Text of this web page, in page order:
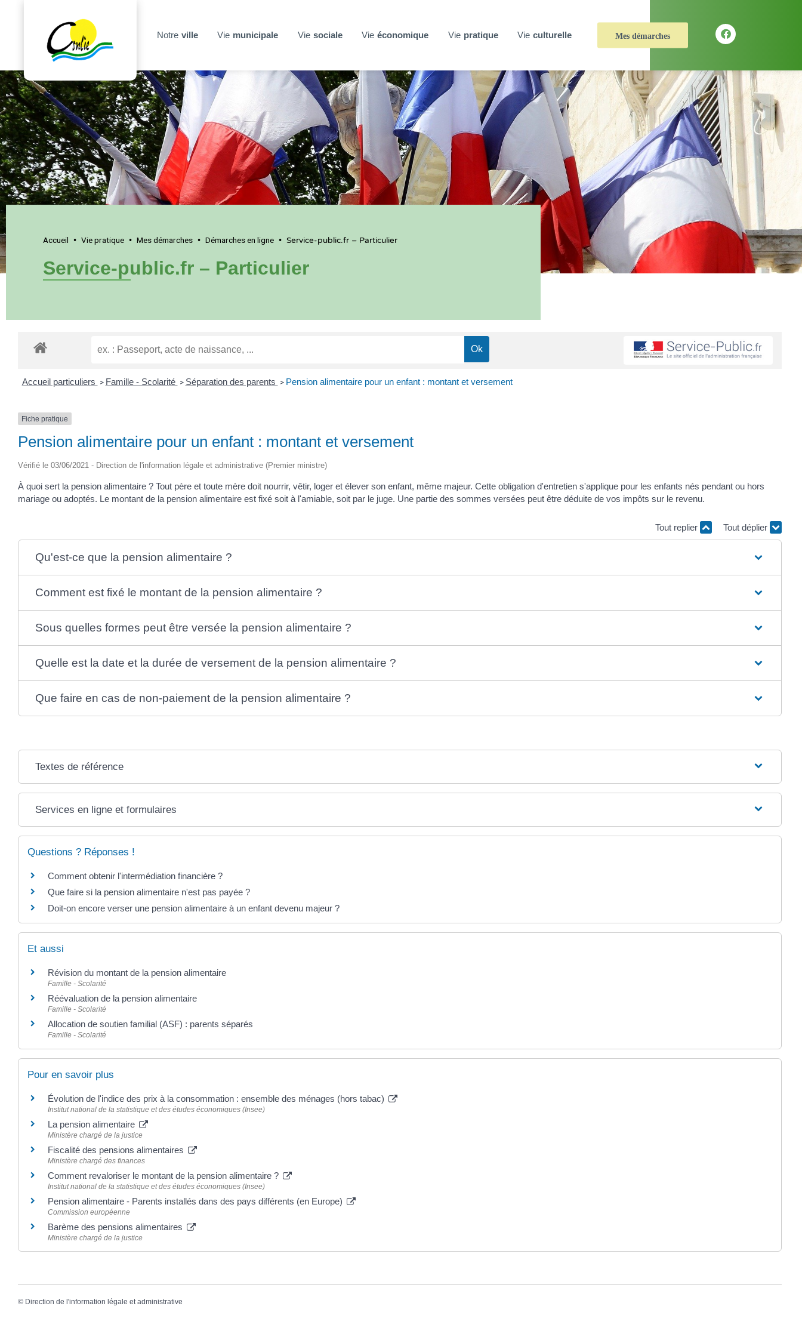
Notre ville Vie municipale Vie sociale Vie économique Vie pratique Vie culturelle Mes démarches
Accueil • Vie pratique • Mes démarches • Démarches en ligne • Service-public.fr – Particulier
Service-public.fr – Particulier
Accueil particuliers > Famille - Scolarité > Séparation des parents > Pension alimentaire pour un enfant : montant et versement
Fiche pratique
Pension alimentaire pour un enfant : montant et versement
Vérifié le 03/06/2021 - Direction de l'information légale et administrative (Premier ministre)
À quoi sert la pension alimentaire ? Tout père et toute mère doit nourrir, vêtir, loger et élever son enfant, même majeur. Cette obligation d'entretien s'applique pour les enfants nés pendant ou hors
mariage ou adoptés. Le montant de la pension alimentaire est fixé soit à l'amiable, soit par le juge. Une partie des sommes versées peut être déduite de vos impôts sur le revenu.
Tout replier Tout déplier
Qu'est-ce que la pension alimentaire ?
Comment est fixé le montant de la pension alimentaire ?
Sous quelles formes peut être versée la pension alimentaire ?
Quelle est la date et la durée de versement de la pension alimentaire ?
Que faire en cas de non-paiement de la pension alimentaire ?
Textes de référence
Services en ligne et formulaires
Questions ? Réponses !
Comment obtenir l'intermédiation financière ?
Que faire si la pension alimentaire n'est pas payée ?
Doit-on encore verser une pension alimentaire à un enfant devenu majeur ?
Et aussi
Révision du montant de la pension alimentaire
Famille - Scolarité
Réévaluation de la pension alimentaire
Famille - Scolarité
Allocation de soutien familial (ASF) : parents séparés
Famille - Scolarité
Pour en savoir plus
Évolution de l'indice des prix à la consommation : ensemble des ménages (hors tabac)
Institut national de la statistique et des études économiques (Insee)
La pension alimentaire
Ministère chargé de la justice
Fiscalité des pensions alimentaires
Ministère chargé des finances
Comment revaloriser le montant de la pension alimentaire ?
Institut national de la statistique et des études économiques (Insee)
Pension alimentaire - Parents installés dans des pays différents (en Europe)
Commission européenne
Barème des pensions alimentaires
Ministère chargé de la justice
© Direction de l'information légale et administrative